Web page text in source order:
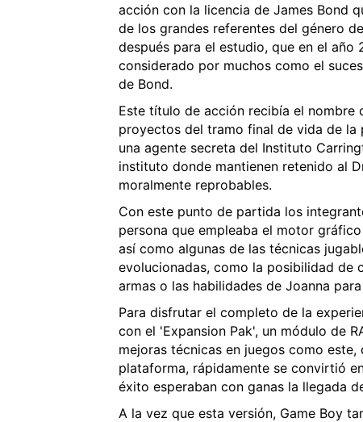
acción con la licencia de James Bond
de los grandes referentes del género
después para el estudio, que en el
considerado por muchos como el
de Bond.
Este título de acción recibía el
proyectos del tramo final de vida de la
una agente secreta del Instituto
instituto donde mantienen retenido al
moralmente reprobables.
Con este punto de partida los
persona que empleaba el motor
así como algunas de las técnicas
evolucionadas, como la posibilidad de
armas o las habilidades de Joanna
Para disfrutar el completo de la
con el 'Expansion Pak', un módulo de
mejoras técnicas en juegos como
plataforma, rápidamente se convirtió
éxito esperaban con ganas la llegada
A la vez que esta versión, Game Boy